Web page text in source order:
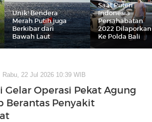
Unik! Bendera
Merah Putih juga
Berkibar dari
Bawah Laut
Saat Puteri
Indonesia
Persahabatan
2022 Dilaporkan
Ke Polda Bali
Rabu, 22 Jul 2026 10:39 WIB
Gelar Operasi Pekat Agung
Berantas Penyakit